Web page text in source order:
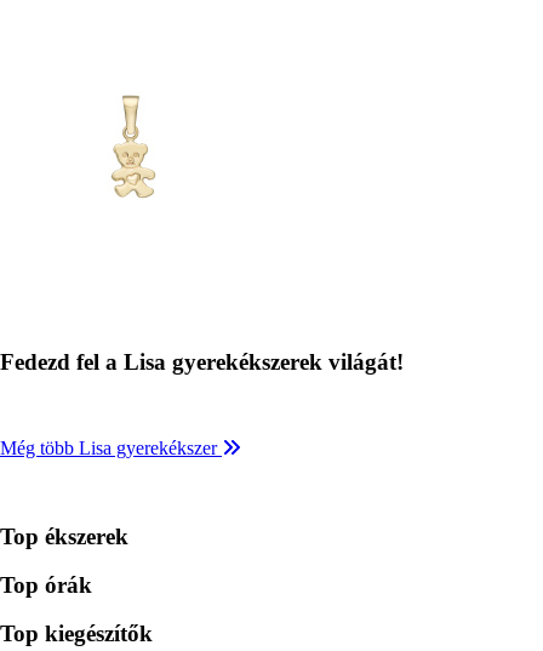
Fedezd fel a Lisa gyerekékszerek világát!
Még több Lisa gyerekékszer
Top ékszerek
Top órák
Top kiegészítők